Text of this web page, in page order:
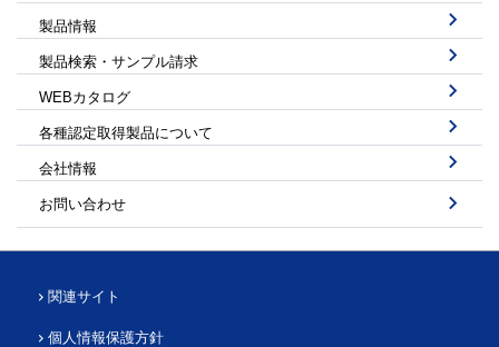
製品情報
製品検索・サンプル請求
WEBカタログ
各種認定取得製品について
会社情報
お問い合わせ
関連サイト
個人情報保護方針